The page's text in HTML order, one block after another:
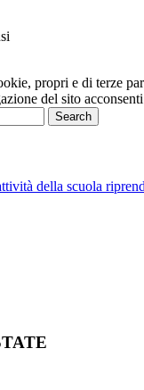
propri e di terze
del sito
della scuola